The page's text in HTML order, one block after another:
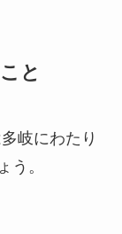
と
岐にわたり
う。